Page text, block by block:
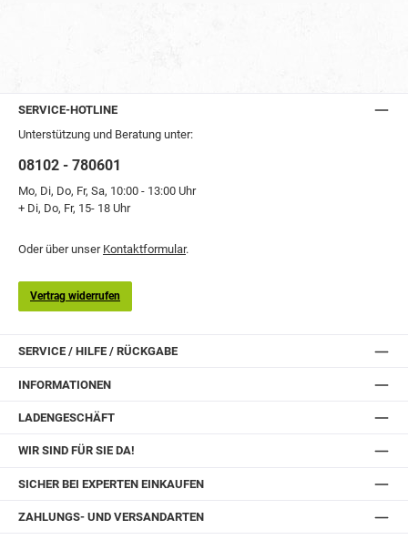
SERVICE-HOTLINE
Unterstützung und Beratung unter:
08102 - 780601
Mo, Di, Do, Fr, Sa, 10:00 - 13:00 Uhr
+ Di, Do, Fr, 15- 18 Uhr
Oder über unser Kontaktformular.
Vertrag widerrufen
SERVICE / HILFE / RÜCKGABE
INFORMATIONEN
LADENGESCHÄFT
WIR SIND FÜR SIE DA!
SICHER BEI EXPERTEN EINKAUFEN
ZAHLUNGS- UND VERSANDARTEN